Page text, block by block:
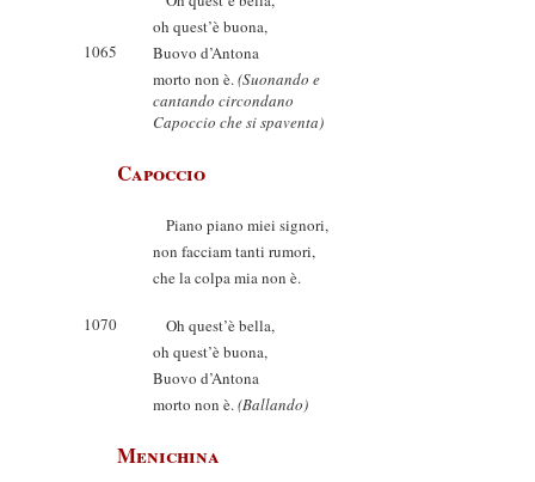
oh quest’è buona,
1065
Buovo d’Antona
morto non è.(Suonando e
cantando circondano
Capoccio che si spaventa)
Capoccio
Piano piano miei signori,
non facciam tanti rumori,
che la colpa mia non è.
1070
Oh quest’è bella,
oh quest’è buona,
Buovo d’Antona
morto non è.(Ballando)
Menichina